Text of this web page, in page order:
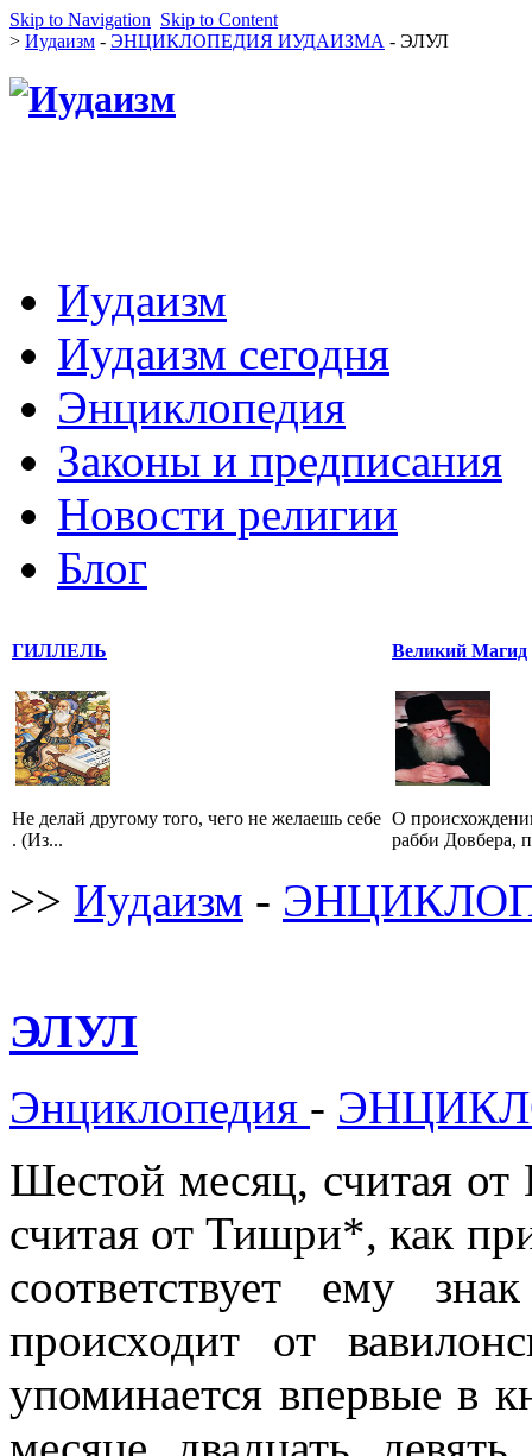
Skip to Navigation Skip to Content
> Иудаизм - ЭНЦИКЛОПЕДИЯ ИУДАИЗМА - ЭЛУЛ
Иудаизм
Иудаизм сегодня
Энциклопедия
Законы и предписания
Новости религии
Блог
ГИЛЛЕЛЬ
Не делай другому того, чего не желаешь себе
. (Из...
Великий Магид
О
рабби Довбера,
>> Иудаизм -
ЭЛУЛ
Энциклопедия -
Шестой месяц, считая
считая от Тишри*, как
соответствует ему
происходит от
упоминается впервые в